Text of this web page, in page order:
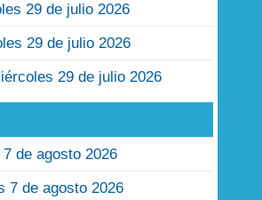
29 de julio 2026
29 de julio 2026
29 de julio 2026
de agosto 2026
7 de agosto 2026